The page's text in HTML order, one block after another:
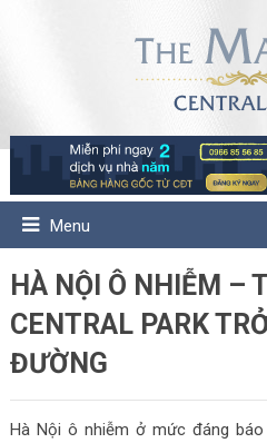
Menu
HÀ NỘI Ô NHIỄM –
CENTRAL PARK
ĐƯỜNG
Hà Nội ô nhiễm ở mức đáng